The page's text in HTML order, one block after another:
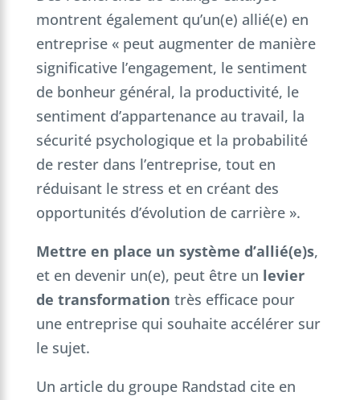
montrent également qu’un(e) allié(e) en
entreprise « peut augmenter de manière
significative l’engagement, le sentiment
de bonheur général, la productivité, le
sentiment d’appartenance au travail, la
sécurité psychologique et la probabilité
de rester dans l’entreprise, tout en
réduisant le stress et en créant des
opportunités d’évolution de carrière ».
Mettre en place un système d’allié(e)s,
et en devenir un(e), peut être un levier
de transformation très efficace pour
une entreprise qui souhaite accélérer sur
le sujet.
Un article du groupe Randstad cite en